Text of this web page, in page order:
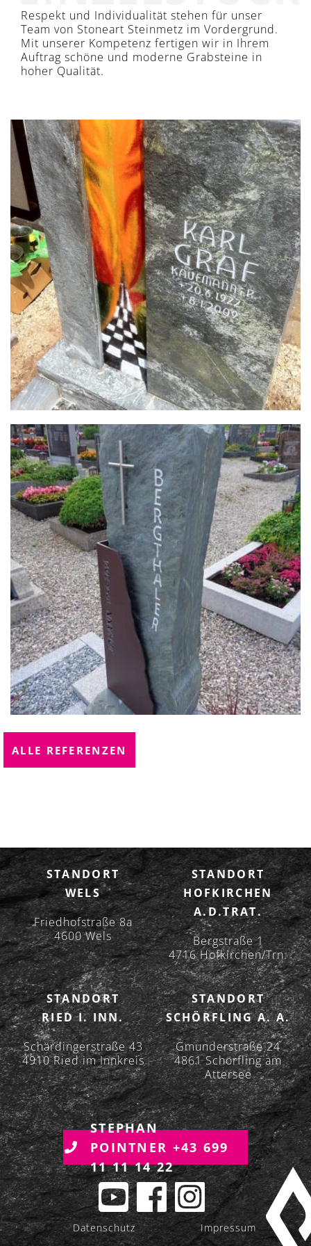
Respekt und Individualität stehen für unser
Team von Stoneart Steinmetz im Vordergrund.
Mit unserer Kompetenz fertigen wir in Ihrem
Auftrag schöne und moderne Grabsteine in
hoher Qualität.
ALLE REFERENZEN
STANDORT
WELS
Friedhofstraße 8a
4600 Wels
STANDORT
HOFKIRCHEN
A.D.TRAT.
Bergstraße 1
4716 Hofkirchen/Trn.
STANDORT
RIED I. INN.
Schärdingerstraße 43
4910 Ried im Innkreis
STANDORT
SCHÖRFLING A. A.
Gmunderstraße 24
4861 Schörfling am
Attersee
STEPHAN
POINTNER +43 699
11 11 14 22
Datenschutz
Impressum